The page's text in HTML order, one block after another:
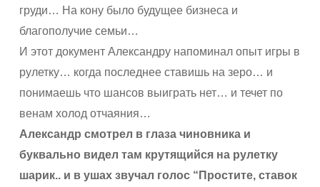
груди… На кону было будущее бизнеса и
благополучие семьи…
И этот документ Александру напоминал опыт игры в
рулетку… когда последнее ставишь на зеро… и
понимаешь что шансов выиграть нет… и течет по
венам холод отчаяния…
Александр смотрел в глаза чиновника и
буквально видел там крутящийся на рулетку
шарик.. и в ушах звучал голос “Простите, ставок